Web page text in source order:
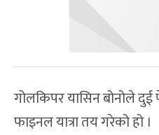
गोलकिपर यासिन बोनोले दुई
फाइनल यात्रा तय गरेको हो ।